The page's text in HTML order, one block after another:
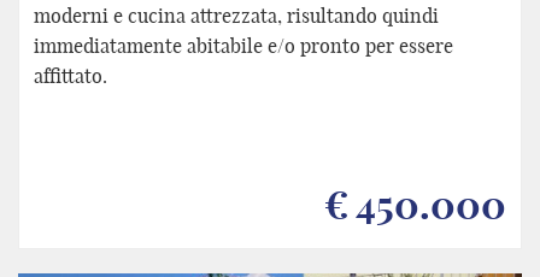
moderni e cucina attrezzata, risultando quindi
immediatamente abitabile e/o pronto per essere
affittato.
€ 450.000